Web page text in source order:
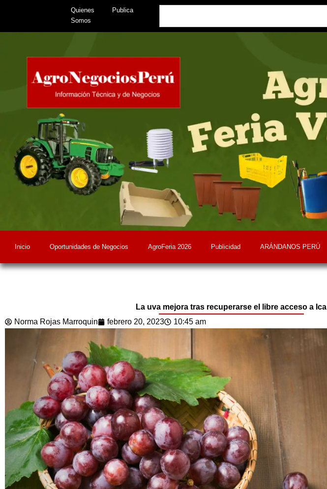
content
Quienes
Somos
Publica
Inicio Oportunidades de Negocios AgroFeria 2026 Publicidad ARÁNDANOS PERÚ
La uva mejora tras recuperarse el libre acceso a Ica
Norma Rojas Marroquin
febrero 20, 2023 10:45 am